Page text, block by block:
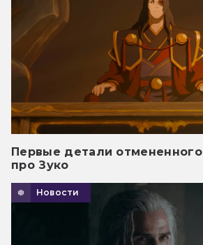
Первые детали
про Зуко
Новости